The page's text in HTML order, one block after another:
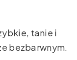
tanie i
bezbarwnym.